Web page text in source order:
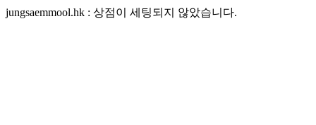
jungsaemmool.hk : 상점이 세팅되지 않았습니다.